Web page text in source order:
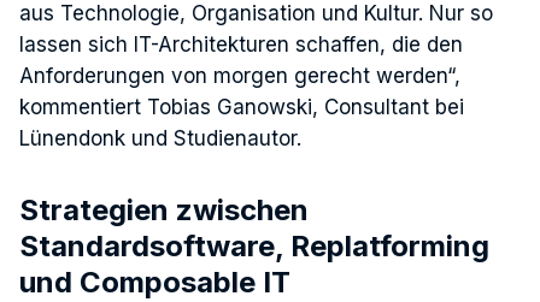
aus Technologie, Organisation und Kultur. Nur so
lassen sich IT-Architekturen schaffen, die den
Anforderungen von morgen gerecht werden“,
kommentiert Tobias Ganowski, Consultant bei
Lünendonk und Studienautor.
Strategien zwischen
Standardsoftware, Replatforming
und Composable IT